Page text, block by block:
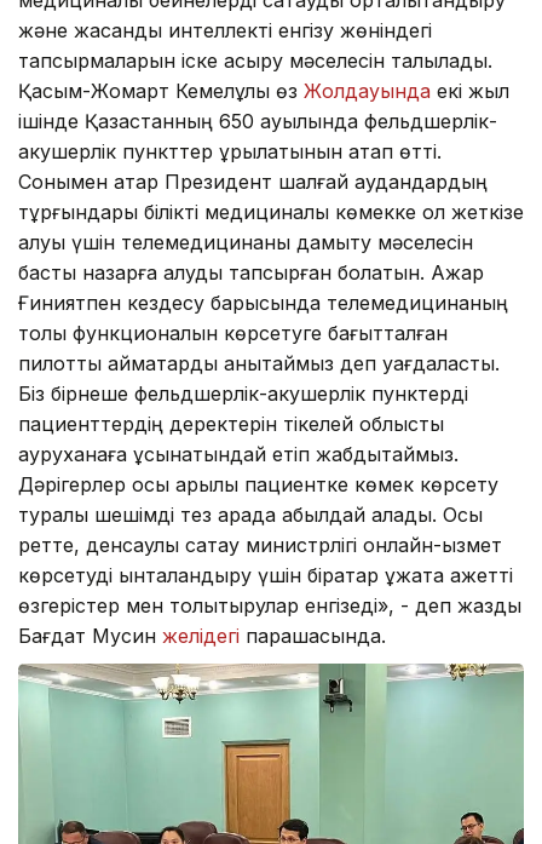
және жасанды интеллекті енгізу жөніндегі
тапсырмаларын іске асыру мәселесін талқыладық.
Қасым-Жомарт Кемелұлы өз Жолдауында екі жыл
ішінде Қазақстанның 650 ауылында фельдшерлік-
акушерлік пункттер құрылатынын атап өтті.
Сонымен қатар Президент шалғай аудандардың
тұрғындары білікті медициналық көмекке қол жеткізе
алуы үшін телемедицинаны дамыту мәселесін
басты назарға алуды тапсырған болатын. Ажар
Ғиниятпен кездесу барысында телемедицинаның
толық функционалын көрсетуге бағытталған
пилоттық аймақтарды анықтаймыз деп уағдаластық.
Біз бірнеше фельдшерлік-акушерлік пунктерді
пациенттердің деректерін тікелей облыстық
ауруханаға ұсынатындай етіп жабдықтаймыз.
Дәрігерлер осы арқылы пациентке көмек көрсету
туралы шешімді тез арада қабылдай алады. Осы
ретте, денсаулық сақтау министрлігі онлайн-қызмет
көрсетуді ынталандыру үшін бірқатар құжатқа қажетті
өзгерістер мен толықтырулар енгізеді», - деп жазды
Бағдат Мусин желідегі парақшасында.